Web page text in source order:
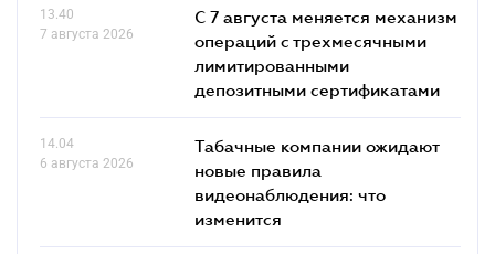
13.40
7 августа 2026
С 7 августа меняется механизм
операций с трехмесячными
лимитированными
депозитными сертификатами
14.04
6 августа 2026
Табачные компании ожидают
новые правила
видеонаблюдения: что
изменится